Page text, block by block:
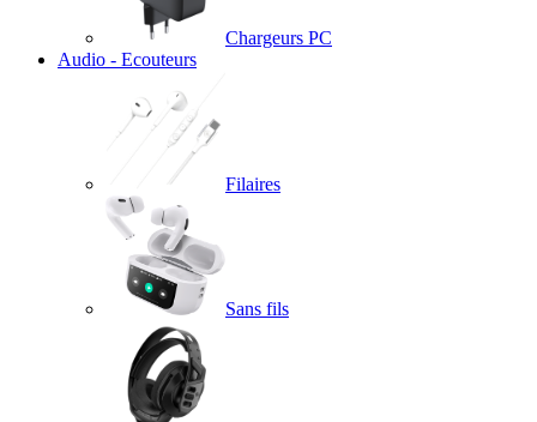
Chargeurs PC
Audio - Ecouteurs
Filaires
Sans fils